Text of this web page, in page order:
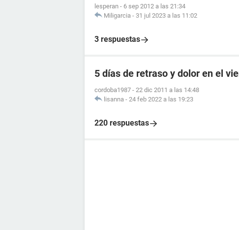
lesperan - 6 sep 2012 a las 21:34
Miligarcia - 31 jul 2023 a las 11:02
3 respuestas
5 días de retraso y dolor en el
cordoba1987 - 22 dic 2011 a las 14:48
lisanna - 24 feb 2022 a las 19:23
220 respuestas